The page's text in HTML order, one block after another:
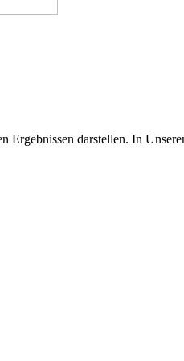
darstellen. In